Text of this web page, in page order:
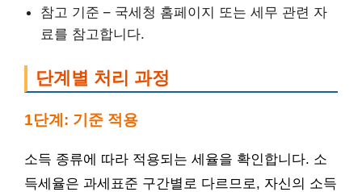
참고 기준 – 국세청 홈페이지 또는 세무 관련 자
료를 참고합니다.
단계별 처리 과정
1단계: 기준 적용
소득 종류에 따라 적용되는 세율을 확인합니다. 소
득세율은 과세표준 구간별로 다르므로, 자신의 소득